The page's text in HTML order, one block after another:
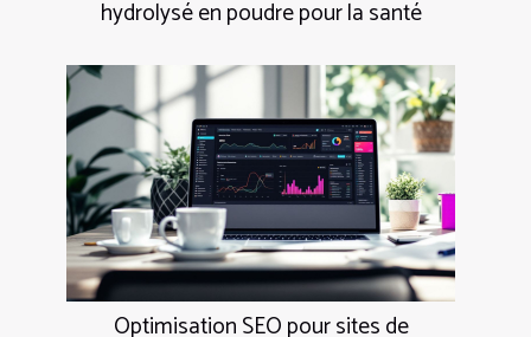
hydrolysé en poudre pour la santé
Optimisation SEO pour sites de